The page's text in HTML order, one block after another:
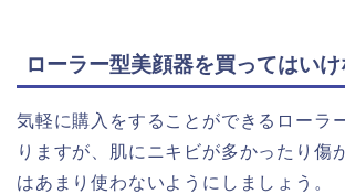
ローラー型美顔器を買ってはい
気軽に購入をすることができるローラ
りますが、肌にニキビが多かったり傷
はあまり使わないようにしましょう。